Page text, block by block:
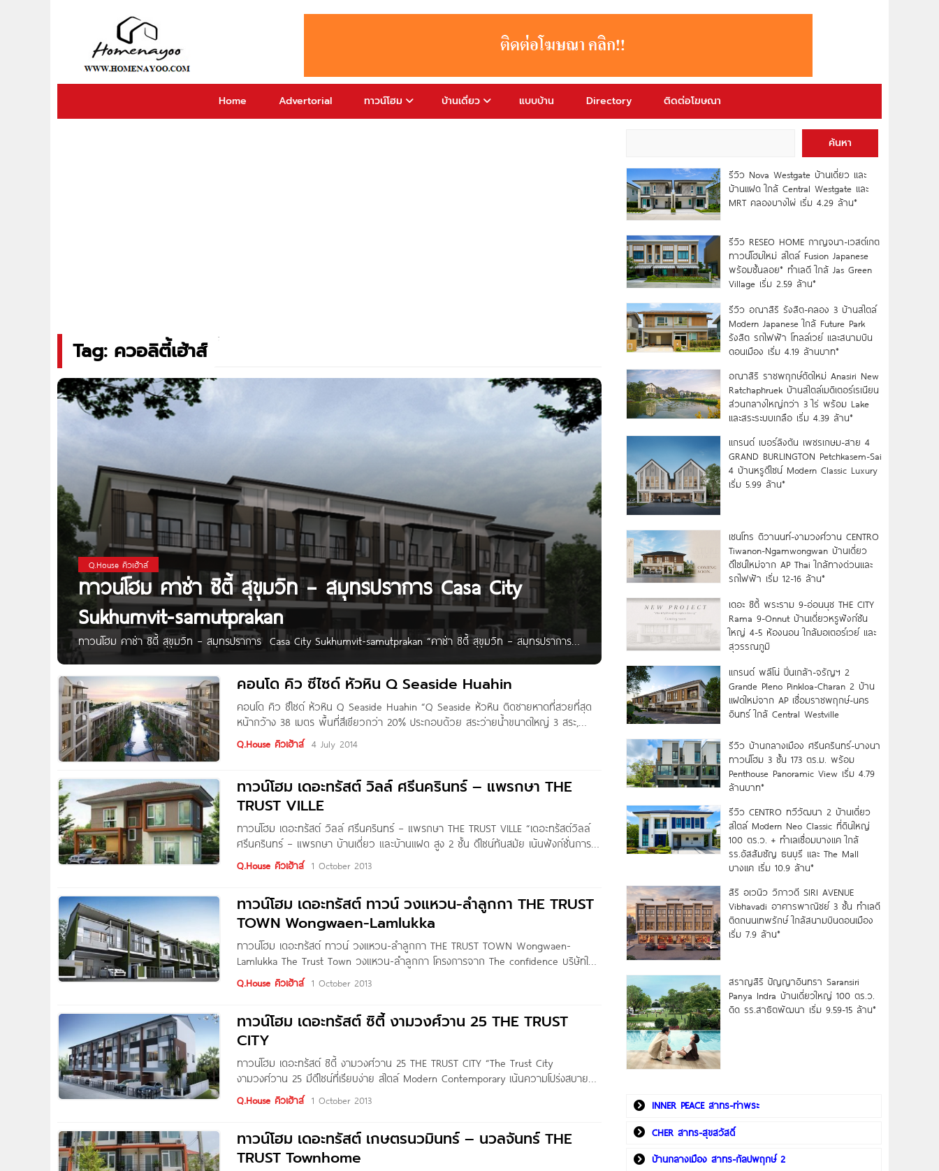
Home Advertorial ทาวน์โฮม บ้านเดี่ยว แบบบ้าน Directory ติดต่อโฆษณา
Tag: ควอลิตี้เฮ้าส์
Q.House คิวเฮ้าส์
ทาวน์โฮม คาซ่า ซิตี้ สุขุมวิท – สมุทรปราการ Casa City
Sukhumvit-samutprakan
ทาวน์โฮม คาซ่า ซิตี้ สุขุมวิท – สมุทรปราการ Casa City Sukhumvit-samutprakan “คาซ่า ซิตี้ สุขุมวิท – สมุทรปราการ
ทาวน์โฮม 3 ชั้นสไตล์โมเดริน โดดเด่นทั้งดีไซน์และความลงตัวในการอยู่อาศัยห่างจากสถานีรถไฟฟ้า BTS แพรกษา 800 ม.
มั่นใจในความปลอดภัย ด้วยระบบรักษาความปลอดภัย 24 ชั่วโมง ด้วยกล้อง CCTV, Access Card
คอนโด คิว ซีไซด์ หัวหิน Q Seaside Huahin
คอนโด คิว ซีไซด์ หัวหิน Q Seaside Huahin “Q Seaside หัวหิน ติดชายหาดที่สวยที่สุด
หน้ากว้าง 38 เมตร พื้นที่สีเขียวกว่า 20% ประกอบด้วย สระว่ายน้ำขนาดใหญ่ 3 สระ,
Family pool พร้อมสไลด์เดอร์ 1 สระ สระว่ายน้ำแบบ pool access , Beach
Q.House คิวเฮ้าส์ 4 July 2014
ทาวน์โฮม เดอะทรัสต์ วิลล์ ศรีนครินทร์ – แพรกษา THE
TRUST VILLE
ทาวน์โฮม เดอะทรัสต์ วิลล์ ศรีนครินทร์ – แพรกษา THE TRUST VILLE “เดอะทรัสต์วิลล์
ศรีนครินทร์ – แพรกษา บ้านเดี่ยว และบ้านแฝด สูง 2 ชั้น ดีไซน์ทันสมัย เน้นฟังก์ชั่นการใช้
งานครบ พร้อมสวนสาธารณะขนาดใหญ่ 2 สวน, สระว่ายน้ำ, ฟิตเนส, สนามเด็กเล่นคลับ
เฮ้าส์ 2 ชั้น และสิ่งอำนวยความสะดวกครบครัน” ชื่อโครงการ
Q.House คิวเฮ้าส์ 1 October 2013
ทาวน์โฮม เดอะทรัสต์ ทาวน์ วงแหวน-ลำลูกกา THE TRUST
TOWN Wongwaen-Lamlukka
ทาวน์โฮม เดอะทรัสต์ ทาวน์ วงแหวน-ลำลูกกา THE TRUST TOWN Wongwaen-
Lamlukka The Trust Town วงแหวน-ลำลูกกา โครงการจาก The confidence บริษัทใน
เครือของ Q.House โครงการตั้งอยู่บนถนนเลียบคลองหก (ถนนลำลูกกา) ต.บึงคำพร้อย
อ.ลำลูกกา จ.ปทุมธานี เดินทางสะดวกสบาย ใกล้รถไฟฟ้าสายสีเขียว, ถนนลำลูกกา, ถนน
Q.House คิวเฮ้าส์ 1 October 2013
ทาวน์โฮม เดอะทรัสต์ ซิตี้ งามวงศ์วาน 25 THE TRUST
CITY
ทาวน์โฮม เดอะทรัสต์ ซิตี้ งามวงศ์วาน 25 THE TRUST CITY “The Trust City
งามวงศ์วาน 25 มีดีไซน์ที่เรียบง่าย สไตล์ Modern Contemporary เน้นความโปร่งสบาย
แวดล้อมด้วยสวนสวยในโครงการที่ร่มรื่น ทำเลดีติดถนนใหญ่ พร้อมสรรพด้วย
สาธารณูปโภค อีกหนึ่งโครงการคุณภาพในเครือ Q. House” ชื่อโครงการ เดอะทรัสต์ ซิตี้
Q.House คิวเฮ้าส์ 1 October 2013
ทาวน์โฮม เดอะทรัสต์ เกษตรนวมินทร์ – นวลจันทร์ THE
TRUST Townhome
ค้นหา
รีวิว Nova Westgate บ้านเดี่ยว และ
บ้านแฝด ใกล้ Central Westgate และ
MRT คลองบางไผ่ เริ่ม 4.29 ล้าน*
รีวิว RESEO HOME กาญจนา-เวสต์เกต
ทาวน์โฮมใหม่ สไตล์ Fusion Japanese
พร้อมชั้นลอย* ทำเลดี ใกล้ Jas Green
Village เริ่ม 2.59 ล้าน*
รีวิว อณาสิริ รังสิต-คลอง 3 บ้านสไตล์
Modern Japanese ใกล้ Future Park
รังสิต รถไฟฟ้า โทลล์เวย์ และสนามบิน
ดอนเมือง เริ่ม 4.19 ล้านบาท*
อณาสิริ ราชพฤกษ์ตัดใหม่ Anasiri New
Ratchaphruek บ้านสไตล์เมดิเตอร์เรเนียน
ส่วนกลางใหญ่กว่า 3 ไร่ พร้อม Lake
และสระระบบเกลือ เริ่ม 4.39 ล้าน*
แกรนด์ เบอร์ลิงตัน เพชรเกษม-สาย 4
GRAND BURLINGTON Petchkasem-Sai
4 บ้านหรูดีไซน์ Modern Classic Luxury
เริ่ม 5.99 ล้าน*
เซนโทร ติวานนท์-งามวงศ์วาน CENTRO
Tiwanon-Ngamwongwan บ้านเดี่ยว
ดีไซน์ใหม่จาก AP Thai ใกล้ทางด่วนและ
รถไฟฟ้า เริ่ม 12-16 ล้าน*
เดอะ ซิตี้ พระราม 9-อ่อนนุช THE CITY
Rama 9-Onnut บ้านเดี่ยวหรูฟังก์ชัน
ใหญ่ 4-5 ห้องนอน ใกล้มอเตอร์เวย์ และ
สุวรรณภูมิ
แกรนด์ พลีโน่ ปิ่นเกล้า-จรัญฯ 2
Grande Pleno Pinkloa-Charan 2 บ้าน
แฝดใหม่จาก AP เชื่อมราชพฤกษ์-นคร
อินทร์ ใกล้ Central Westville
รีวิว บ้านกลางเมือง ศรีนครินทร์-บางนา
ทาวน์โฮม 3 ชั้น 173 ตร.ม. พร้อม
Penthouse Panoramic View เริ่ม 4.79
ล้านบาท*
รีวิว CENTRO ทวีวัฒนา 2 บ้านเดี่ยว
สไตล์ Modern Neo Classic ที่ดินใหญ่
100 ตร.ว. + ทำเลเชื่อมบางแค ใกล้
รร.อัสสัมชัญ ธนบุรี และ The Mall
บางแค เริ่ม 10.9 ล้าน*
สิริ อเวนิว วิภาวดี SIRI AVENUE
Vibhavadi อาคารพาณิชย์ 3 ชั้น ทำเลดี
ติดถนนเทพรักษ์ ใกล้สนามบินดอนเมือง
เริ่ม 7.9 ล้าน*
สราญสิริ ปัญญาอินทรา Saransiri
Panya Indra บ้านเดี่ยวใหญ่ 100 ตร.ว.
ดิด รร.สาธิตพัฒนา เริ่ม 9.59-15 ล้าน*
INNER PEACE สาทร-ท่าพระ
CHER สาทร-สุขสวัสดิ์
บ้านกลางเมือง สาทร-กัลปพฤกษ์ 2